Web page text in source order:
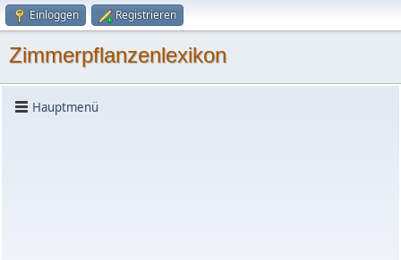
Einloggen Registrieren
Zimmerpflanzenlexikon
Hauptmenü